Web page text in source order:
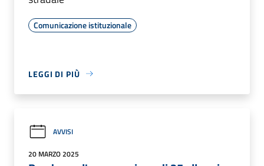
Comunicazione istituzionale
LEGGI DI PIÙ
AVVISI
20 MARZO 2025